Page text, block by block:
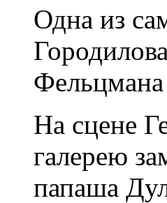
Одна из
Фельцмана
На сцене
галерею
папаша